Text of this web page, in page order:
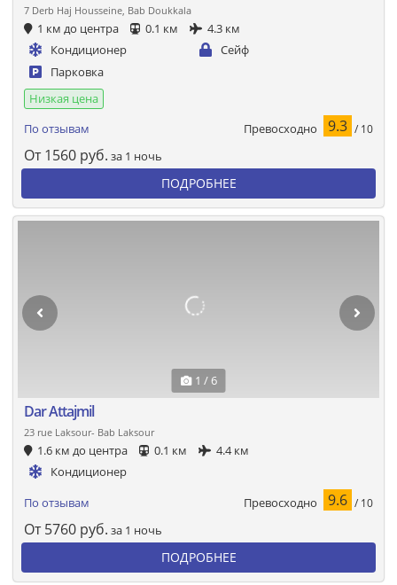
7 Derb Haj Housseine, Bab Doukkala
1 км до центра 0.1 км
4.3 км
Кондиционер
Сейф
Парковка
Низкая цена
По отзывам
Превосходно 9.3 / 10
От 1560 руб. за 1 ночь
ПОДРОБНЕЕ
1 / 6
Dar Attajmil
23 rue Laksour- Bab Laksour
1.6 км до центра 0.1 км
4.4 км
Кондиционер
По отзывам Превосходно 9.6 / 10
От 5760 руб. за 1 ночь
ПОДРОБНЕЕ